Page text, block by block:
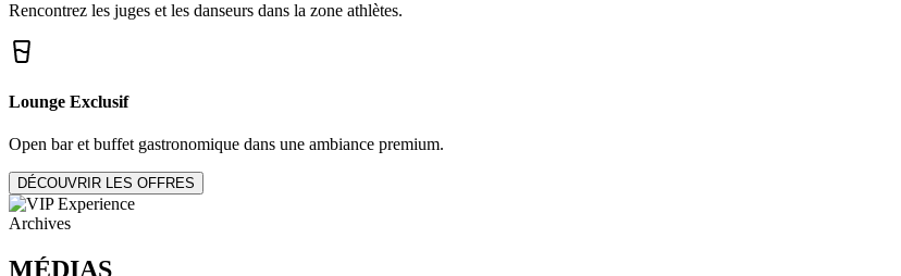
Rencontrez les juges et les danseurs dans la zone athlètes.
Lounge Exclusif
Open bar et buffet gastronomique dans une ambiance premium.
DÉCOUVRIR LES OFFRES
Archives
MÉDIAS